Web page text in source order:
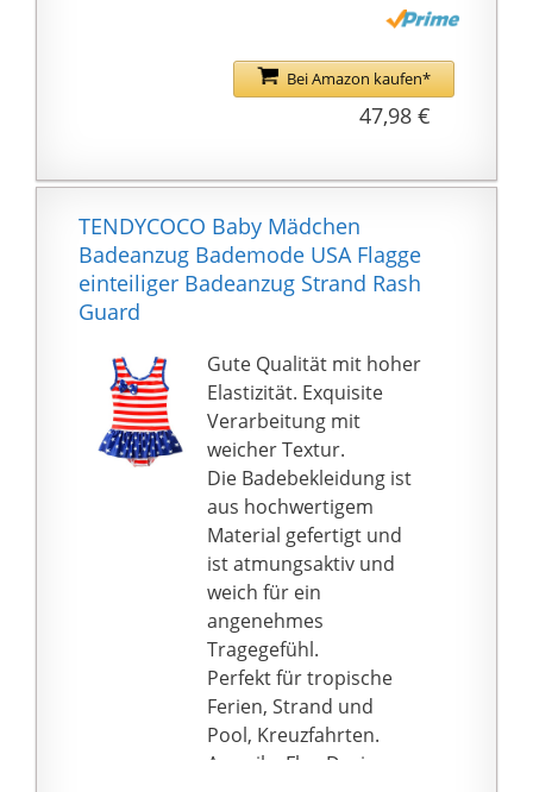
UV-Schutz 50+,
schützen Kinderhaut
vor Sonnenbrand.
Robuster Easy-Pull-YKK-
Reißverschluss mit
extra langem Gurt und
verstellbarem
Klettverschluss.
Wassersportarten wie
Tauchen, Schwimmen,
Schnorcheln, Baden,
Surfen, Paddeln,
Bootfahren,
Windsurfen,
Kajakfahren,
Kanufahren.
★ Hinweis: Enge
Version, kann es ein
wenig eng, wenn es
trocken ist in Kinder
ersten Versuch, aber es
wird im Wasser
geeignet sein.
Bei Amazon kaufen*
47,98 €
TENDYCOCO Baby Mädchen
Badeanzug Bademode USA Flagge
einteiliger Badeanzug Strand Rash
Guard
Gute Qualität mit hoher
Elastizität. Exquisite
Verarbeitung mit
weicher Textur.
Die Badebekleidung ist
aus hochwertigem
Material gefertigt und
ist atmungsaktiv und
weich für ein
angenehmes
Tragegefühl.
Perfekt für tropische
Ferien, Strand und
Pool, Kreuzfahrten.
Amerika Flag Design